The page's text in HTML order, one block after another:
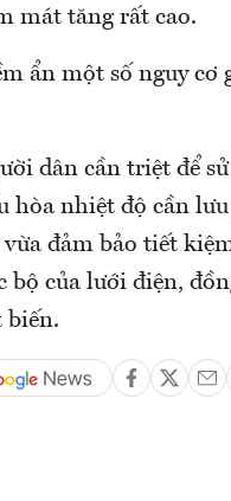
mát tăng rất cao.
ẩn một số nguy cơ
dân cần triệt để
hòa nhiệt độ cần lưu
đảm bảo tiết
bộ của lưới điện,
biến.